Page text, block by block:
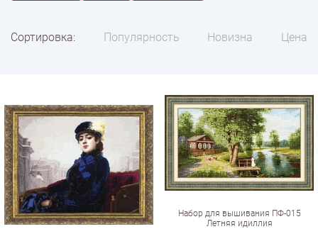
Сортировка: Популярность Новизна Цена
Набор для вышивания ПФ-015
Летняя идиллия